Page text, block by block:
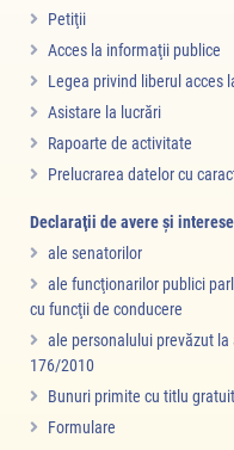
Petiţii
Acces la informaţii publice
Legea privind liberul acces
Asistare la lucrări
Rapoarte de activitate
Prelucrarea datelor cu
Declaraţii de avere şi interese
ale senatorilor
ale funcţionarilor publici
cu funcţii de conducere
ale personalului prevăzut
176/2010
Bunuri primite cu titlu gratuit
Formulare